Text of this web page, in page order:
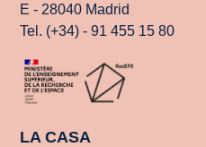
E - 28040 Madrid
Tel. (+34) - 91 455 15 80
LA CASA